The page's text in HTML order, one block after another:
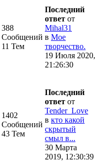
388
Сообщений
11 Тем
Последний
ответ от
Mihal31
в Мое
творчество.
19 Июля 2020,
21:26:30
1402
Сообщений
43 Тем
Последний
ответ от
Tender_Love
в кто какой
скрытый
смыл в...
30 Марта
2019, 12:30:39